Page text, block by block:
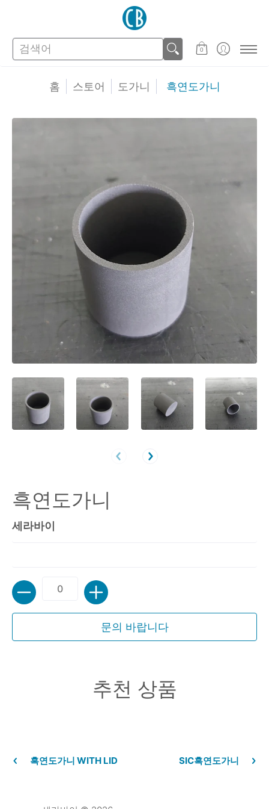
검색어 0
홈 스토어 도가니 흑연도가니
흑연도가니
세라바이
수량
문의 바랍니다
추천 상품
흑연도가니 WITH LID SIC흑연도가니